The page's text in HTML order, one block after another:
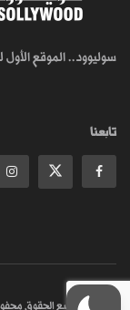
سوليوود.. الموقع الأول
تابعنا
جميع الحقوق